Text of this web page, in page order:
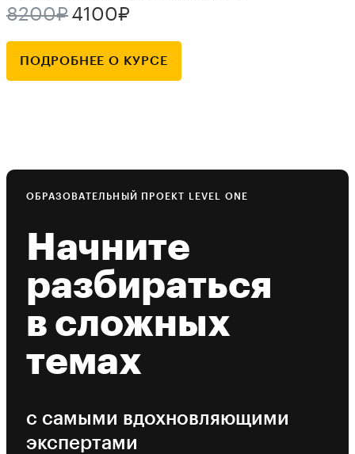
8200₽ 4100₽
ПОДРОБНЕЕ О КУРСЕ
ОБРАЗОВАТЕЛЬНЫЙ ПРОЕКТ LEVEL ONE
Начните
разбираться
в сложных
темах
с самыми вдохновляющими
экспертами